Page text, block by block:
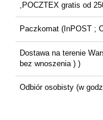
,POCZTEX gratis od
Paczkomat (InPOST ;
Dostawa na terenie
bez wnoszenia ) )
Odbiór osobisty(w